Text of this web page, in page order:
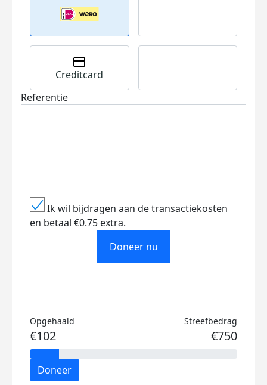
Creditcard
Referentie
Ik wil bijdragen aan de transactiekosten
en betaal €0.75 extra.
Doneer nu
Opgehaald
€102
Streefbedrag
€750
Doneer